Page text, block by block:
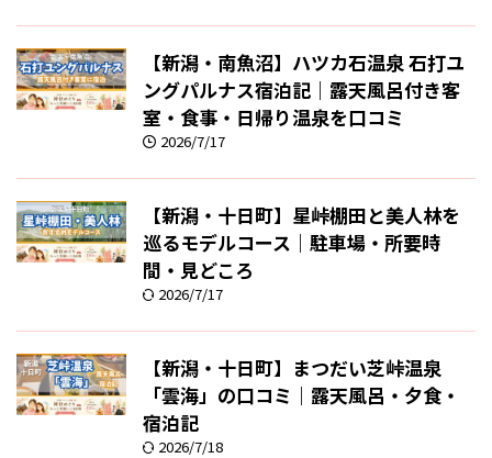
【新潟・南魚沼】ハツカ石温泉 石打ユ
ングパルナス宿泊記｜露天風呂付き客
室・食事・日帰り温泉を口コミ
2026/7/17
【新潟・十日町】星峠棚田と美人林を
巡るモデルコース｜駐車場・所要時
間・見どころ
2026/7/17
【新潟・十日町】まつだい芝峠温泉
「雲海」の口コミ｜露天風呂・夕食・
宿泊記
2026/7/18